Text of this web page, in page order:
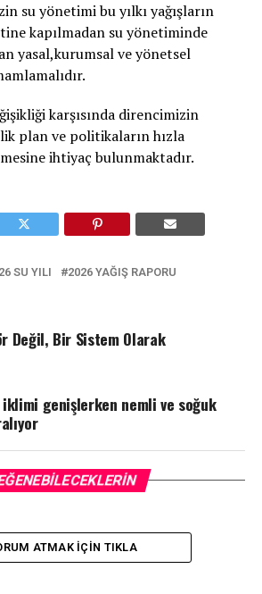
su yönetimi bu yılkı yağışların
kapılmadan su yönetiminde
yasal,kurumsal ve yönetsel
karşısında direncimizin
plan ve politikaların hızla
ihtiyaç bulunmaktadır.
SU YILI
2026 YAĞIŞ RAPORU
Değil, Bir Sistem Olarak
iklimi genişlerken nemli ve soğuk
ATMAK IÇIN TIKLA